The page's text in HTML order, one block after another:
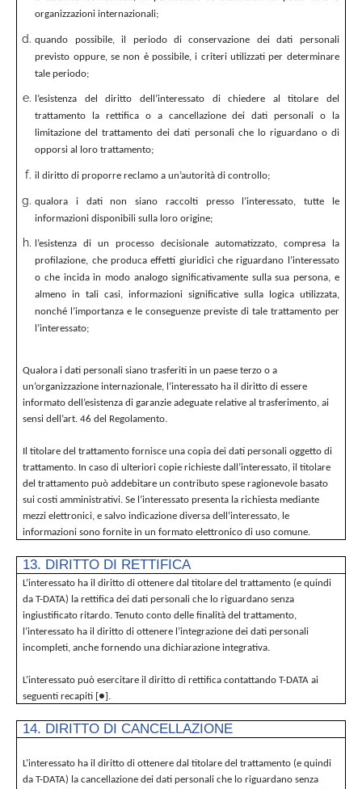
organizzazioni internazionali;
quando possibile, il periodo di conservazione dei dati personali
previsto oppure, se non è possibile, i criteri utilizzati per determinare
tale periodo;
l’esistenza del diritto dell’interessato di chiedere al titolare del
trattamento la rettifica o a cancellazione dei dati personali o la
limitazione del trattamento dei dati personali che lo riguardano o di
opporsi al loro trattamento;
il diritto di proporre reclamo a un’autorità di controllo;
qualora i dati non siano raccolti presso l’interessato, tutte le
informazioni disponibili sulla loro origine;
l’esistenza di un processo decisionale automatizzato, compresa la
profilazione, che produca effetti giuridici che riguardano l’interessato
o che incida in modo analogo significativamente sulla sua persona, e
almeno in tali casi, informazioni significative sulla logica utilizzata,
nonché l’importanza e le conseguenze previste di tale trattamento per
l’interessato;
Qualora i dati personali siano trasferiti in un paese terzo o a
un’organizzazione internazionale, l’interessato ha il diritto di essere
informato dell’esistenza di garanzie adeguate relative al trasferimento, ai
sensi dell’art. 46 del Regolamento.
Il titolare del trattamento fornisce una copia dei dati personali oggetto di
trattamento. In caso di ulteriori copie richieste dall’interessato, il titolare
del trattamento può addebitare un contributo spese ragionevole basato
sui costi amministrativi. Se l’interessato presenta la richiesta mediante
mezzi elettronici, e salvo indicazione diversa dell’interessato, le
informazioni sono fornite in un formato elettronico di uso comune.
13. DIRITTO DI RETTIFICA
L’interessato ha il diritto di ottenere dal titolare del trattamento (e quindi
da T-DATA) la rettifica dei dati personali che lo riguardano senza
ingiustificato ritardo. Tenuto conto delle finalità del trattamento,
l’interessato ha il diritto di ottenere l’integrazione dei dati personali
incompleti, anche fornendo una dichiarazione integrativa.
L’interessato può esercitare il diritto di rettifica contattando T-DATA ai
seguenti recapiti [●].
14. DIRITTO DI CANCELLAZIONE
L’interessato ha il diritto di ottenere dal titolare del trattamento (e quindi
da T-DATA) la cancellazione dei dati personali che lo riguardano senza